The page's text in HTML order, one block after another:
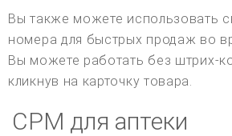
Вы также можете использовать
номера для быстрых продаж во
Вы можете работать без штрих-
кликнув на карточку товара.
СРМ для аптеки